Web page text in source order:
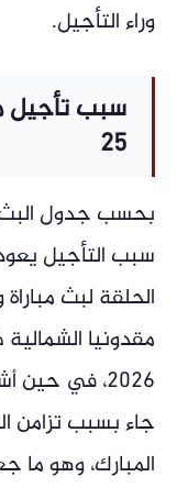
وراء التأجيل.
سبب تأجيل
25
سبب التأجيل
الحلقة لبث
مقدونيا
2026، في
جاء بسبب تزامن
المبارك، وهو ما